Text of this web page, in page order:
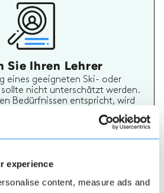
experience
content, measure ads and
Sie Ihren Lehrer
eines geeigneten Ski- oder
nicht unterschätzt werden.
Bedürfnissen entspricht, wird
einfach, mehr über jeden Lehrer
zu überprüfen und